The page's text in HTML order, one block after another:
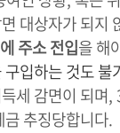
대상자가 되지
주소 전입을 해
입하는 것도 불
세 감면이 되며,
추징당합니다.